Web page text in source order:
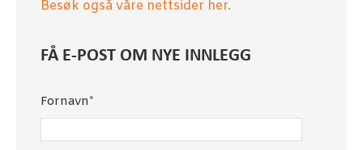
Besøk også våre nettsider her.
FÅ E-POST OM NYE INNLEGG
Fornavn*